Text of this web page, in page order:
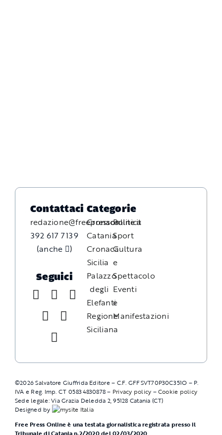
Contattaci
redazione@freepressonline.it
392 617 7139
(anche
)
Seguici
Categorie
Cronaca
Catania
Cronaca
Sicilia
Palazzo
degli
Elefanti
Regione
Siciliana
Politica
Sport
Cultura
e
Spettacolo
Eventi
e
Manifestazioni
©2026Salvatore Giuffrida Editore – C.F. GFFSVT70P30C351O – P.
IVA e Reg. Imp. CT 05834830878 – Privacy policy –Cookie policy
Sede legale: Via Grazia Deledda 2, 95128 Catania (CT)
Designed by
Free Press Online è una testata giornalistica registrata presso il
Tribunale di Catania n.2/2020 del 02/03/2020